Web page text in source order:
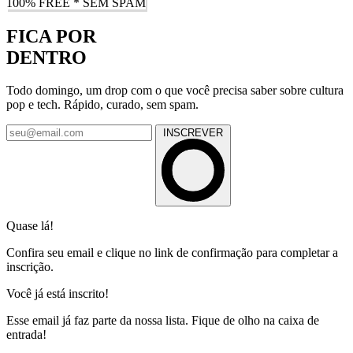
FICA POR
DENTRO
Todo domingo, um drop com o que você precisa saber sobre cultura
pop e tech. Rápido, curado, sem spam.
INSCREVER
Quase lá!
Confira seu email e clique no link de confirmação para completar a
inscrição.
Você já está inscrito!
Esse email já faz parte da nossa lista. Fique de olho na caixa de
entrada!